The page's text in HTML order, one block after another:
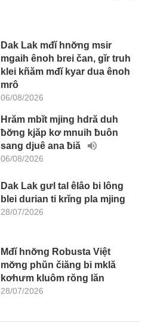
Dak Lak mđĭ hnơ̆ng msir
mgaih ênoh brei čan, gĭr truh
klei kñăm mđĭ kyar dua ênoh
mrô
06/08/2026
Hrăm mbĭt mjing hdră duh
ƀơ̆ng kjăp kơ mnuih ƀuôn
sang djuê ana ƀiă
06/08/2026
Dak Lak gưl tal êlâo bi lông
blei durian ti krĭng pla mjing
28/07/2026
Mđĭ hnơ̆ng Robusta Việt
mơ̆ng phŭn čiăng bi mklă
kơhưm kluôm rŏng lăn
28/07/2026